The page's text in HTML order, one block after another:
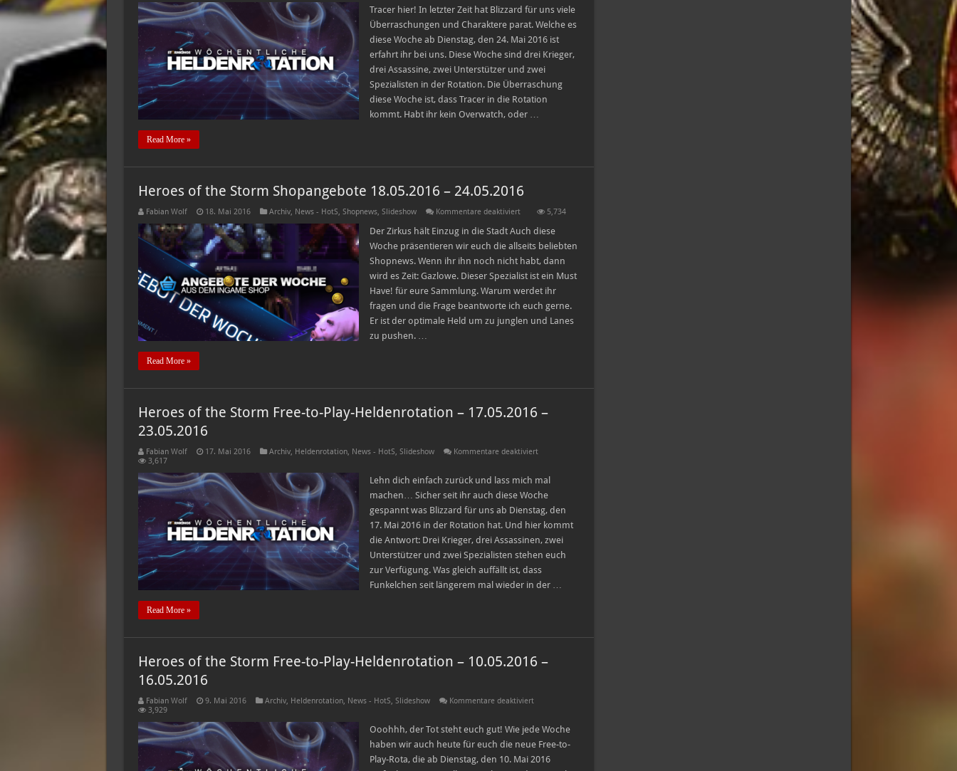
the
Free-
to-
Play-
Heldenrotation
24.05.2016
–
30.05.2016
Tracer hier! In letzter Zeit hat Blizzard für uns viele
Überraschungen und Charaktere parat. Welche es
diese Woche ab Dienstag, den 24. Mai 2016 ist
erfahrt ihr bei uns. Diese Woche sind drei Krieger,
drei Assassine, zwei Unterstützer und zwei
Spezialisten in der Rotation. Die Überraschung
diese Woche ist, dass Tracer in die Rotation
kommt. Habt ihr kein Overwatch, oder …
Read More »
Heroes of the Storm Shopangebote 18.05.2016 – 24.05.2016
Fabian Wolf 18. Mai 2016 Archiv, News - HotS, Shopnews, Slideshow Kommentare deaktiviertfür
of
Storm
Shopangebote
18.05.2016
–
24.05.2016
5,734
Der Zirkus hält Einzug in die Stadt Auch diese
Woche präsentieren wir euch die allseits beliebten
Shopnews. Wenn ihr ihn noch nicht habt, dann
wird es Zeit: Gazlowe. Dieser Spezialist ist ein Must
Have! für eure Sammlung. Warum werdet ihr
fragen und die Frage beantworte ich euch gerne.
Er ist der optimale Held um zu junglen und Lanes
zu pushen. …
Read More »
Heroes of the Storm Free-to-Play-Heldenrotation – 17.05.2016 –
23.05.2016
Fabian Wolf 17. Mai 2016 Archiv, Heldenrotation, News - HotS, Slideshow Kommentare deaktiviertfür
the
Free-
to-
Play-
Heldenrotation
17.05.2016
–
3,617
Lehn dich einfach zurück und lass mich mal
machen… Sicher seit ihr auch diese Woche
gespannt was Blizzard für uns ab Dienstag, den
17. Mai 2016 in der Rotation hat. Und hier kommt
die Antwort: Drei Krieger, drei Assassinen, zwei
Unterstützer und zwei Spezialisten stehen euch
zur Verfügung. Was gleich auffällt ist, dass
Funkelchen seit längerem mal wieder in der …
Read More »
Heroes of the Storm Free-to-Play-Heldenrotation – 10.05.2016 –
16.05.2016
Fabian Wolf 9. Mai 2016 Archiv, Heldenrotation, News - HotS, Slideshow Kommentare deaktiviertfür
the
Free-
to-
Play-
3,929
Ooohhh, der Tot steht euch gut! Wie jede Woche
haben wir auch heute für euch die neue Free-to-
Play-Rota, die ab Dienstag, den 10. Mai 2016